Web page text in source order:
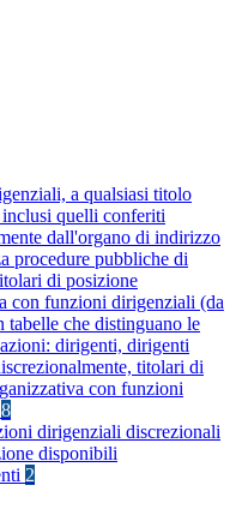
a qualsiasi titolo
quelli conferiti
dall'organo di indirizzo
procedure pubbliche di
di posizione
con funzioni dirigenziali (da
tabelle che distinguano le
dirigenti, dirigenti
titolari di
con funzioni
8
dirigenziali discrezionali
disponibili
2